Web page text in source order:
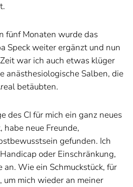
fünf Monaten wurde das
Speck weiter ergänzt und nun
war ich auch etwas klüger
anästhesiologische Salben, die
betäubten.
des CI für mich ein ganz neues
neue Freunde,
gefunden. Ich
oder Einschränkung,
an. Wie ein Schmuckstück, für
um mich wieder an meiner